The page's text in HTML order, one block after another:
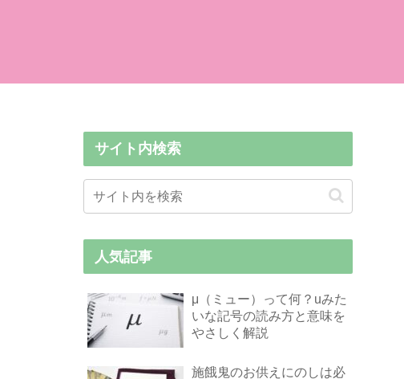
サイト内検索
人気記事
μ（ミュー）って何？uみた
いな記号の読み方と意味を
やさしく解説
施餓鬼のお供えにのしは必